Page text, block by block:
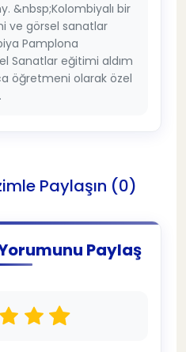
&nbsp;Kolombiyalı bir
ve görsel sanatlar
Pamplona
Sanatlar eğitimi aldım
öğretmeni olarak özel
Paylaşın (0)
Paylaş